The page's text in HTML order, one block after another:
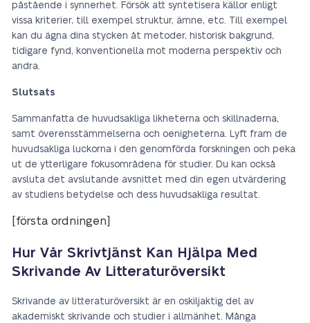
påstående i synnerhet. Försök att syntetisera källor enligt
vissa kriterier, till exempel struktur, ämne, etc. Till exempel
kan du ägna dina stycken åt metoder, historisk bakgrund,
tidigare fynd, konventionella mot moderna perspektiv och
andra.
Slutsats
Sammanfatta de huvudsakliga likheterna och skillnaderna,
samt överensstämmelserna och oenigheterna. Lyft fram de
huvudsakliga luckorna i den genomförda forskningen och peka
ut de ytterligare fokusområdena för studier. Du kan också
avsluta det avslutande avsnittet med din egen utvärdering
av studiens betydelse och dess huvudsakliga resultat.
[första ordningen]
Hur Vår Skrivtjänst Kan Hjälpa Med
Skrivande Av Litteraturöversikt
Skrivande av litteraturöversikt är en oskiljaktig del av
akademiskt skrivande och studier i allmänhet. Många